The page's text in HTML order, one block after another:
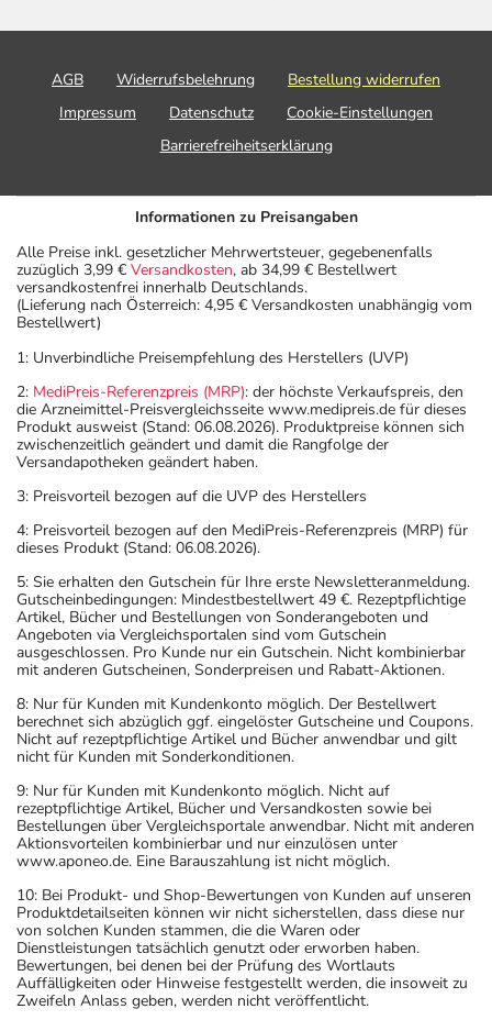
anwenden oder deren Anwendung schon einige Zeit
Bitte verwenden Sie dieses Arzneimittel nicht mehr nach
dem auf der Packung oder der Umverpackung
angegebenen Verfallsdatum. Das Verfallsdatum bezieht
AGB Widerrufsbelehrung
Bestellung widerrufen
Impressum
Datenschutz
Cookie-Einstellungen
Barrierefreiheitserklärung
Informationen zu Preisangaben
Alle Preise inkl. gesetzlicher Mehrwertsteuer, gegebenenfalls
zuzüglich 3,99 € Versandkosten, ab 34,99 € Bestellwert
versandkostenfrei innerhalb Deutschlands.
(Lieferung nach Österreich: 4,95 € Versandkosten unabhängig vom
Bestellwert)
1: Unverbindliche Preisempfehlung des Herstellers (UVP)
2: MediPreis-Referenzpreis (MRP): der höchste Verkaufspreis, den
die Arzneimittel-Preisvergleichsseite www.medipreis.de für dieses
Produkt ausweist (Stand: 06.08.2026). Produktpreise können sich
zwischenzeitlich geändert und damit die Rangfolge der
Versandapotheken geändert haben.
3: Preisvorteil bezogen auf die UVP des Herstellers
4: Preisvorteil bezogen auf den MediPreis-Referenzpreis (MRP) für
dieses Produkt (Stand: 06.08.2026).
5: Sie erhalten den Gutschein für Ihre erste Newsletteranmeldung.
Gutscheinbedingungen: Mindestbestellwert 49 €. Rezeptpflichtige
Artikel, Bücher und Bestellungen von Sonderangeboten und
Angeboten via Vergleichsportalen sind vom Gutschein
ausgeschlossen. Pro Kunde nur ein Gutschein. Nicht kombinierbar
mit anderen Gutscheinen, Sonderpreisen und Rabatt-Aktionen.
8: Nur für Kunden mit Kundenkonto möglich. Der Bestellwert
berechnet sich abzüglich ggf. eingelöster Gutscheine und Coupons.
Nicht auf rezeptpflichtige Artikel und Bücher anwendbar und gilt
nicht für Kunden mit Sonderkonditionen.
9: Nur für Kunden mit Kundenkonto möglich. Nicht auf
rezeptpflichtige Artikel, Bücher und Versandkosten sowie bei
Bestellungen über Vergleichsportale anwendbar. Nicht mit anderen
Aktionsvorteilen kombinierbar und nur einzulösen unter
www.aponeo.de. Eine Barauszahlung ist nicht möglich.
10: Bei Produkt- und Shop-Bewertungen von Kunden auf unseren
Produktdetailseiten können wir nicht sicherstellen, dass diese nur
von solchen Kunden stammen, die die Waren oder
Dienstleistungen tatsächlich genutzt oder erworben haben.
Bewertungen, bei denen bei der Prüfung des Wortlauts
Auffälligkeiten oder Hinweise festgestellt werden, die insoweit zu
Zweifeln Anlass geben, werden nicht veröffentlicht.